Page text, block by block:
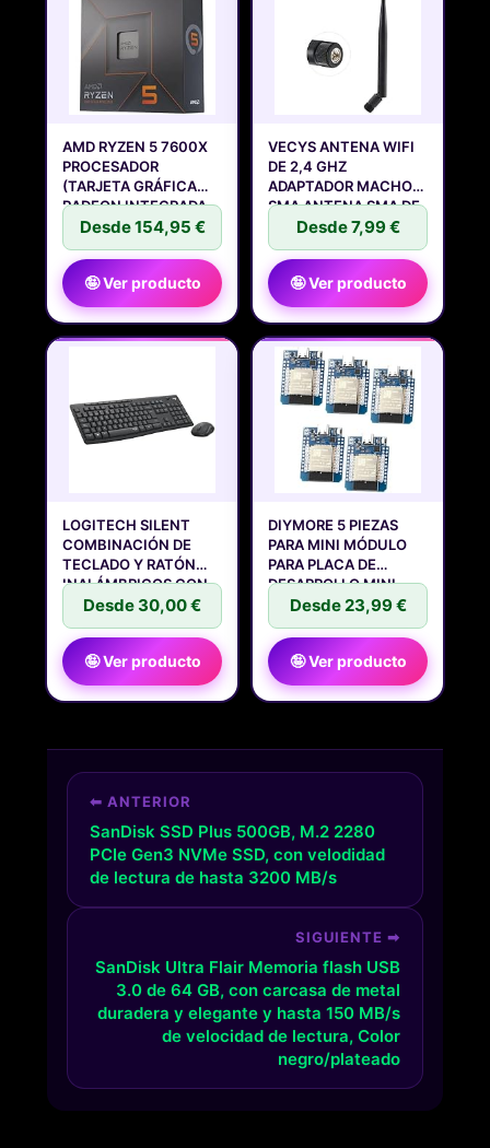
AMD RYZEN 5 7600X
PROCESADOR
(TARJETA GRÁFICA
RADEON INTEGRADA,
Desde 154,95 €
🤪 Ver producto
VECYS ANTENA WIFI
DE 2,4 GHZ
ADAPTADOR MACHO
SMA ANTENA SMA DE
Desde 7,99 €
🤪 Ver producto
LOGITECH SILENT
COMBINACIÓN DE
TECLADO Y RATÓN
INALÁMBRICOS CON
Desde 30,00 €
🤪 Ver producto
DIYMORE 5 PIEZAS
PARA MINI MÓDULO
PARA PLACA DE
DESARROLLO MINI
Desde 23,99 €
🤪 Ver producto
⬅ ANTERIOR
SanDisk SSD Plus 500GB, M.2 2280
PCIe Gen3 NVMe SSD, con velodidad
de lectura de hasta 3200 MB/s
SIGUIENTE ➡
SanDisk Ultra Flair Memoria flash USB
3.0 de 64 GB, con carcasa de metal
duradera y elegante y hasta 150 MB/s
de velocidad de lectura, Color
negro/plateado